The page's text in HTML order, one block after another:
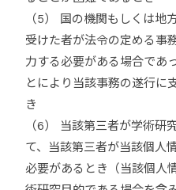
（5） 国の機関もしくは地
受けた者が法令の定める事
力する必要がある場合であ
とにより当該事務の遂行に
き
（6） 当該第三者が学術研
て、当該第三者が当該個人
必要があるとき（当該個人